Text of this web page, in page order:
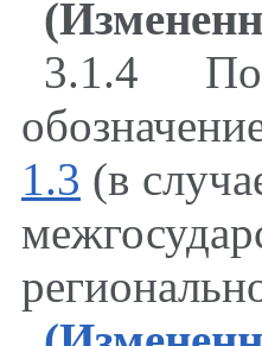
3.1.4
1.3 (в